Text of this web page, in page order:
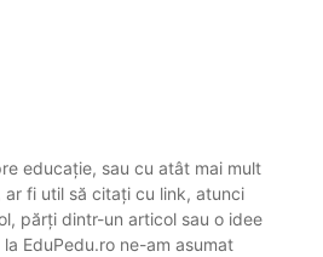
educație, sau cu atât mai mult
fi util să citați cu link, atunci
părți dintr-un articol sau o idee
EduPedu.ro ne-am asumat